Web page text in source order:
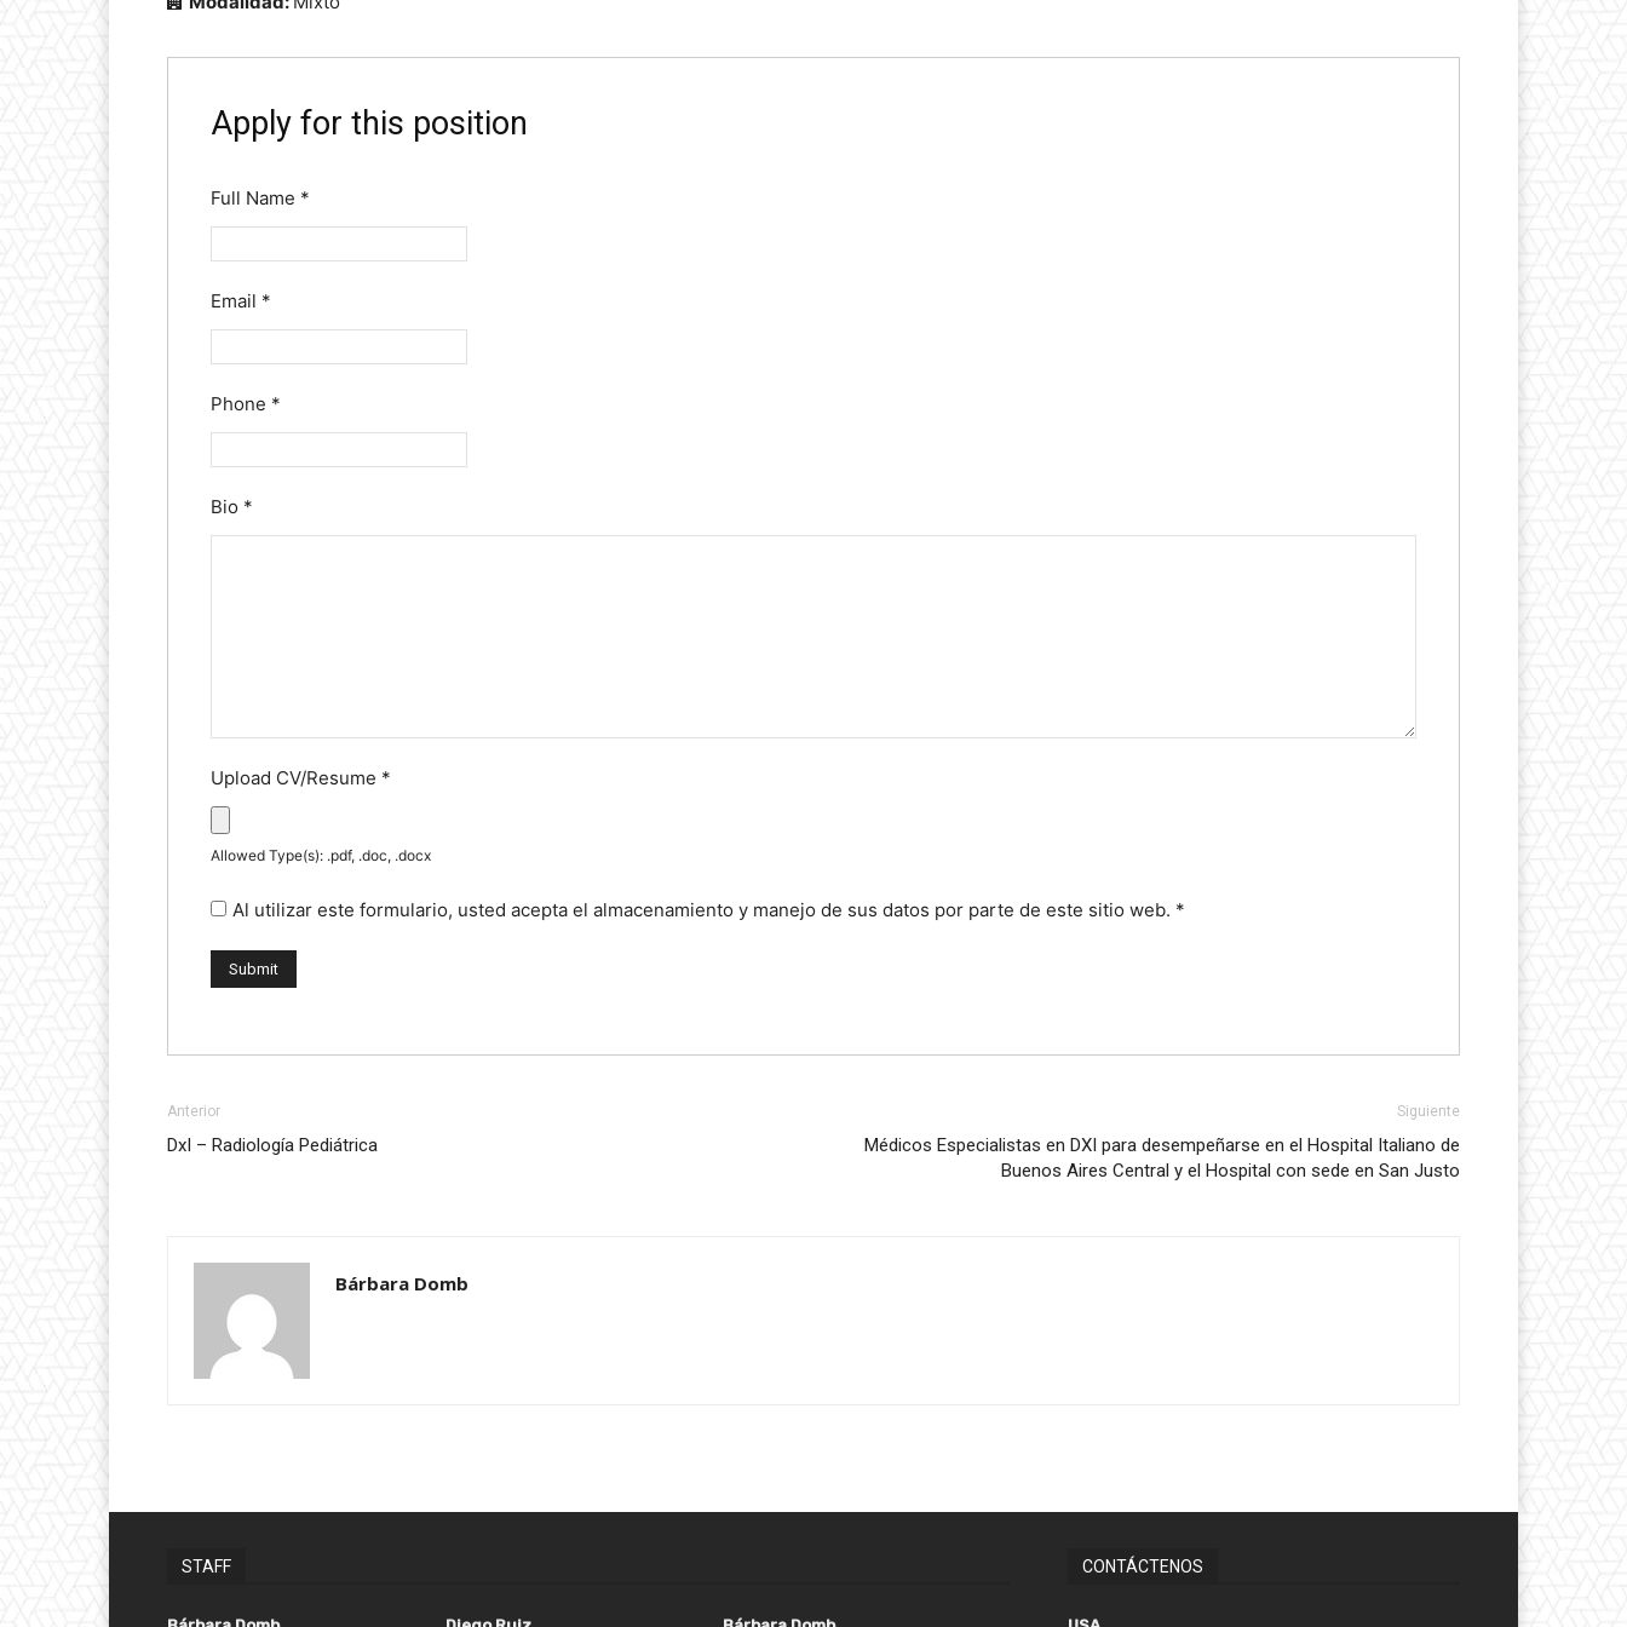
Apply for this position
Full Name *
Email *
Phone *
Bio *
Upload CV/Resume *
Allowed Type(s): .pdf, .doc, .docx
Al utilizar este formulario, usted acepta el almacenamiento y manejo de sus datos por parte de este sitio web. *
Anterior
DxI – Radiología Pediátrica
Siguiente
Médicos Especialistas en DXI para desempeñarse en el Hospital Italiano de
Buenos Aires Central y el Hospital con sede en San Justo
Bárbara Domb
STAFF CONTÁCTENOS